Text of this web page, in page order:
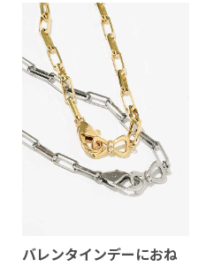
バレンタインデーにおね